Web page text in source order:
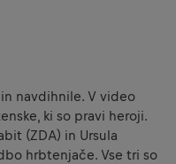
navdihnile. V video
ki so pravi heroji.
(ZDA) in Ursula
hrbtenjače. Vse tri so